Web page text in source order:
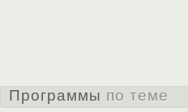
Программы по теме